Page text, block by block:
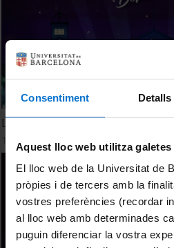
Consentiment Detalls
Aquest lloc web utilitza galetes
El lloc web de la Universitat de
pròpies i de tercers amb la
vostres preferències (recordar
al lloc web amb determinades
puguin diferenciar la vostra
La Universitat de Barcelona us
16 desembre, 2024